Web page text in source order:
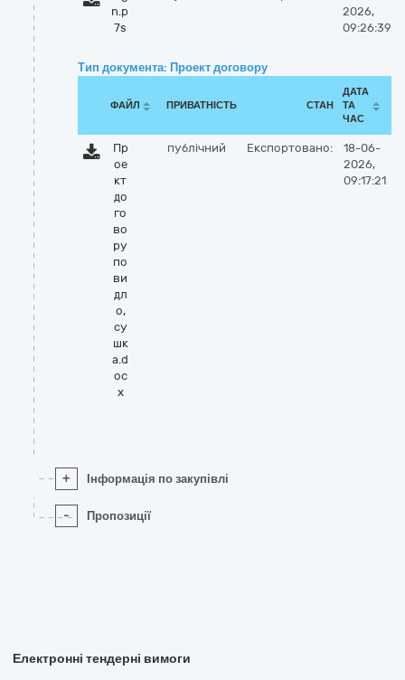
n.p
7s
2026,
09:26:39
Тип документа: Проект договору
ФАЙЛ ПРИВАТНІСТЬ СТАН
ДАТА
ТА
ЧАС
Пр
ое
кт
до
го
во
ру
по
ви
дл
о,
су
шк
а.d
oc
x
публічний Експортовано:
18-06-
2026,
09:17:21
+ Інформація по закупівлі
- Пропозиції
Електронні тендерні вимоги